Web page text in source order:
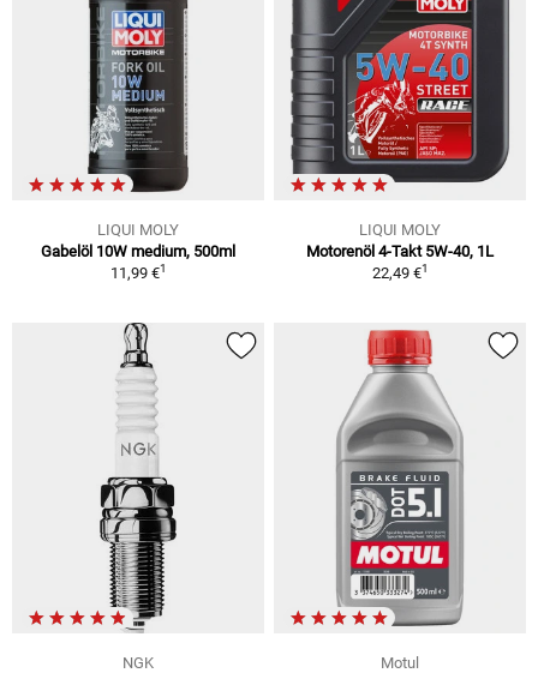
LIQUI MOLY
Gabelöl 10W medium, 500ml
11,99 €1
LIQUI MOLY
Motorenöl 4-Takt 5W-40, 1L
22,49 €1
NGK
Motul